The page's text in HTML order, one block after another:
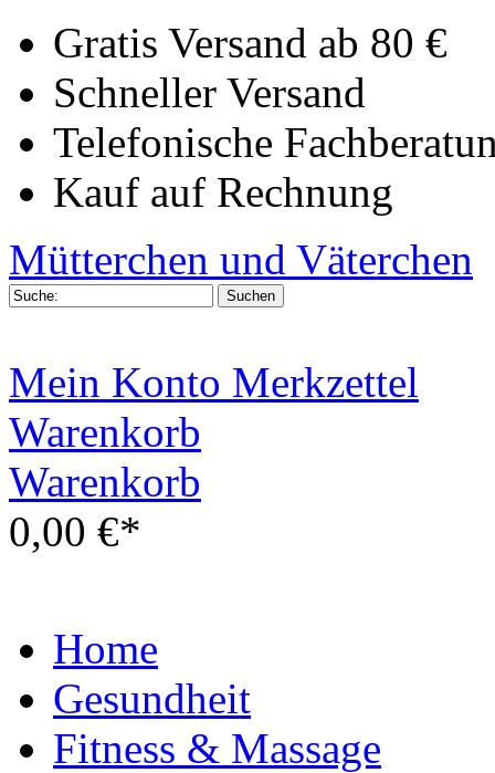
Gratis Versand ab 80 €
Schneller Versand
Telefonische
Kauf auf Rechnung
Mütterchen und Väterchen
Mein Konto Merkzettel
Warenkorb
Warenkorb
0,00 €*
Home
Gesundheit
Fitness & Massage